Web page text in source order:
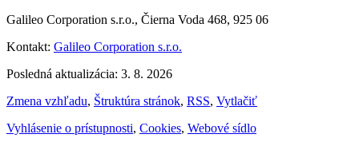
Galileo Corporation s.r.o., Čierna Voda 468, 925 06
Kontakt: Galileo Corporation s.r.o.
Posledná aktualizácia: 3. 8. 2026
Zmena vzhľadu, Štruktúra stránok, RSS, Vytlačiť
Vyhlásenie o prístupnosti, Cookies, Webové sídlo